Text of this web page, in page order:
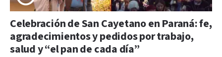
Celebración de San Cayetano en Paraná: fe,
agradecimientos y pedidos por trabajo,
salud y “el pan de cada día”